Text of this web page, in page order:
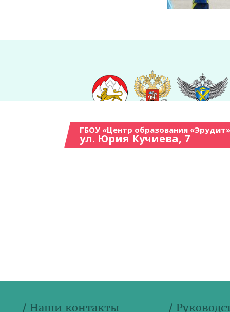
ГБОУ «Центр образования
ул. Юрия Кучиева, 7
/ Наши контакты /